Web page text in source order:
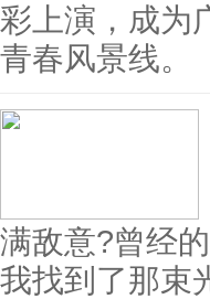
彩上演，成为
青春风景线
满敌意?曾经
我找到了那束